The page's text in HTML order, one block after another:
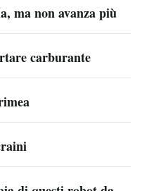
ma non avanza più
carburante